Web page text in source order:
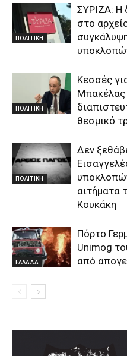
ΠΟΛΙΤΙΚΗ
ΣΥΡΙΖΑ: Η
στο
ΠΟΛΙΤΙΚΗ
Κεσσές
θεσμικό
ΠΟΛΙΤΙΚΗ
Δεν
αιτήματα
Κουκάκη
ΕΛΛΑΔΑ
Πόρτο
Unimog
από